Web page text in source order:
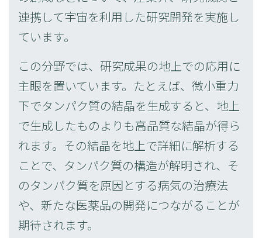
連携して宇宙を利用した研究開発を実施し
ています。
この分野では、研究成果の地上での応用に
主眼を置いています。たとえば、微小重力
下でタンパク質の結晶を生成すると、地上
で生成したものよりも高品質な結晶が得ら
れます。その結晶を地上で詳細に解析する
ことで、タンパク質の構造が解明され、そ
のタンパク質を原因とする病気の治療法
や、新たな医薬品の開発につながることが
期待されます。